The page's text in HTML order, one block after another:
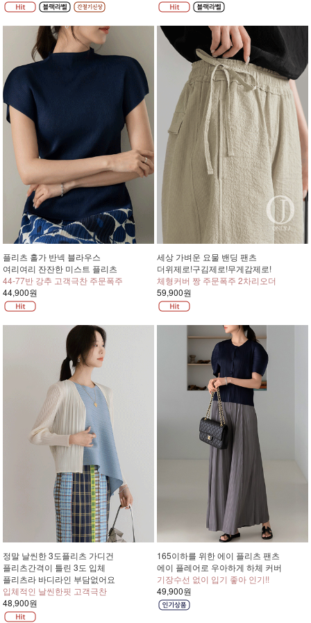
플리츠 홀가 반넥 블라우스
여리여리 잔잔한 미스트 플리츠
44-77반 강추 고객극찬 주문폭주
44,900원
세상 가벼운 요물 밴딩 팬츠
더위제로!구김제로!무게감제로!
체형커버 짱 주문폭주 2차리오더
59,900원
정말 날씬한 3도플리츠 가디건
플리츠간격이 틀린 3도 입체
플리츠라 바디라인 부담없어요
입체적인 날씬한핏 고객극찬
48,900원
165이하를 위한 에이 플리츠 팬츠
에이 플레어로 우아하게 하체 커버
기장수선 없이 입기 좋아 인기!!
49,900원